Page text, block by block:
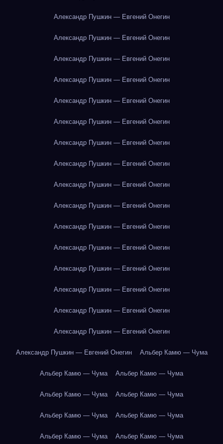
Александр Пушкин — Евгений Онегин
Александр Пушкин — Евгений Онегин
Александр Пушкин — Евгений Онегин
Александр Пушкин — Евгений Онегин
Александр Пушкин — Евгений Онегин
Александр Пушкин — Евгений Онегин
Александр Пушкин — Евгений Онегин
Александр Пушкин — Евгений Онегин
Александр Пушкин — Евгений Онегин
Александр Пушкин — Евгений Онегин
Александр Пушкин — Евгений Онегин
Александр Пушкин — Евгений Онегин
Александр Пушкин — Евгений Онегин
Александр Пушкин — Евгений Онегин
Александр Пушкин — Евгений Онегин
Александр Пушкин — Евгений Онегин
Александр Пушкин — Евгений Онегин Альбер Камю — Чума
Альбер Камю — Чума Альбер Камю — Чума
Альбер Камю — Чума Альбер Камю — Чума
Альбер Камю — Чума Альбер Камю — Чума
Альбер Камю — Чума Альбер Камю — Чума